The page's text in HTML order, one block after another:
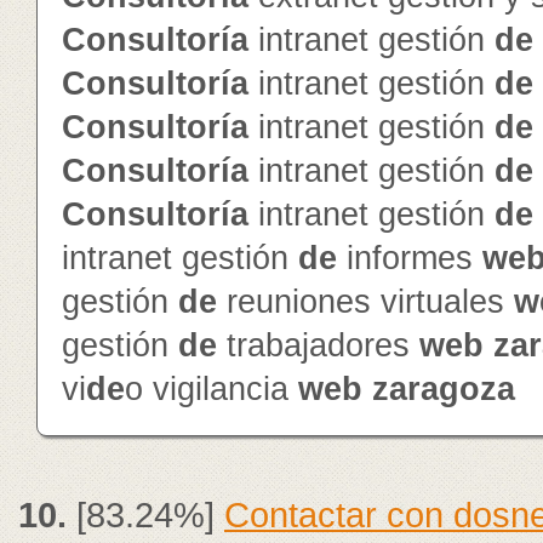
Consultoríaintranet gestión de
Consultoríaintranet gestión de
Consultoríaintranet gestión de
Consultoríaintranet gestión de
Consultoríaintranet gestión de
intranet gestión de informes
gestión de reuniones virtuales
gestión de trabajadores web
video vigilancia web zaragoza
10.[83.24%]Contactar con